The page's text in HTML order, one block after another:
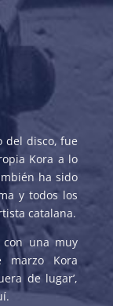
del disco, fue
Kora a lo
ha sido
y todos los
catalana.
con una muy
marzo Kora
de lugar’,